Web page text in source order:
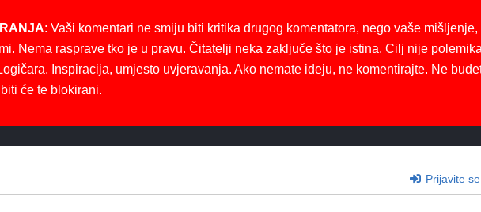
: Vaši komentari ne smiju biti kritika drugog komentatora, nego vaše mišljenje,
Nema rasprave tko je u pravu. Čitatelji neka zaključe što je istina. Cilj nije
Inspiracija, umjesto uvjeravanja. Ako nemate ideju, ne komentirajte. Ne
će te blokirani.
Prijavite se